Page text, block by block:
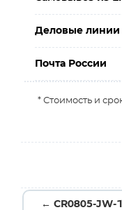
Деловые линии
Почта России
* Стоимость и
← CR0805-JW-